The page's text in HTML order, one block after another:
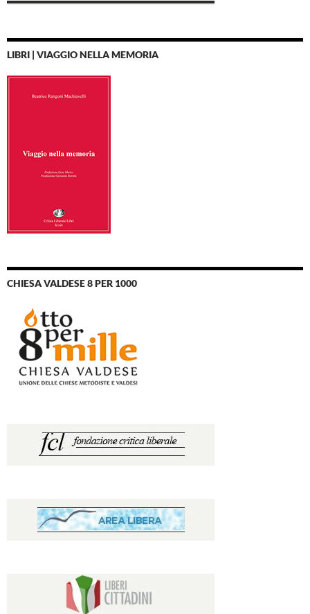
LIBRI | VIAGGIO NELLA MEMORIA
CHIESA VALDESE 8 PER 1000